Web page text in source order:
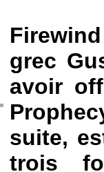
grec
avoir
suite,
trois